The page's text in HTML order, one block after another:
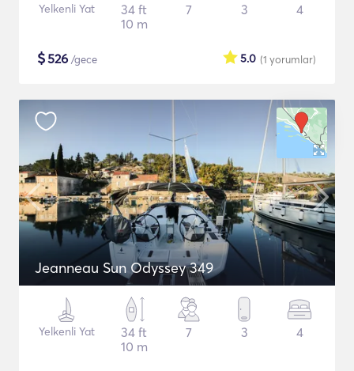
Yelkenli Yat
34 ft
10 m
7 3 4
$526 /gece (1 yorumlar)
5.0
Jeanneau Sun Odyssey 349
Yelkenli Yat
34 ft
10 m
7 3 4